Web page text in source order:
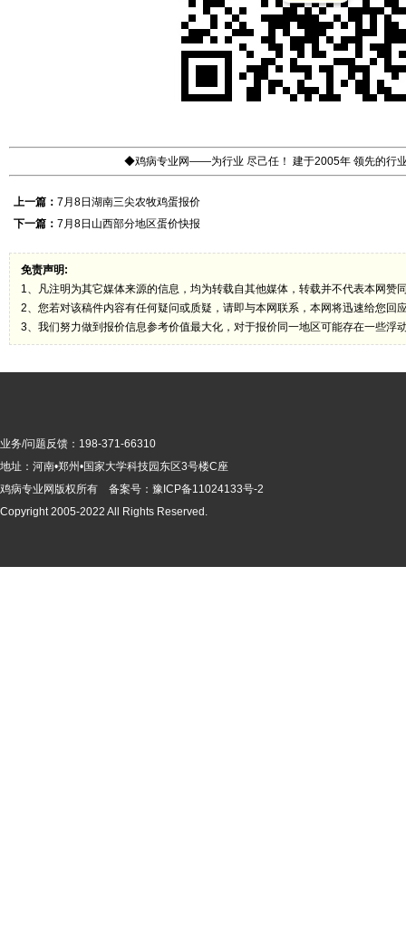
◆鸡病专业网——为行业 尽己任！ 建于2005年 领先的行
上一篇： 7月8日湖南三尖农牧鸡蛋报价
下一篇： 7月8日山西部分地区蛋价快报
免责声明:
1、凡注明为其它媒体来源的信息，均为转载自其他媒体，转载并不代表本网赞
2、您若对该稿件内容有任何疑问或质疑，请即与本网联系，本网将迅速给您回
3、我们努力做到报价信息参考价值最大化，对于报价同一地区可能存在一些浮
业务/问题反馈：198-371-66310
地址：河南•郑州•国家大学科技园东区3号楼C座
鸡病专业网版权所有 备案号： 豫ICP备11024133号-2
Copyright 2005-2022 All Rights Reserved.